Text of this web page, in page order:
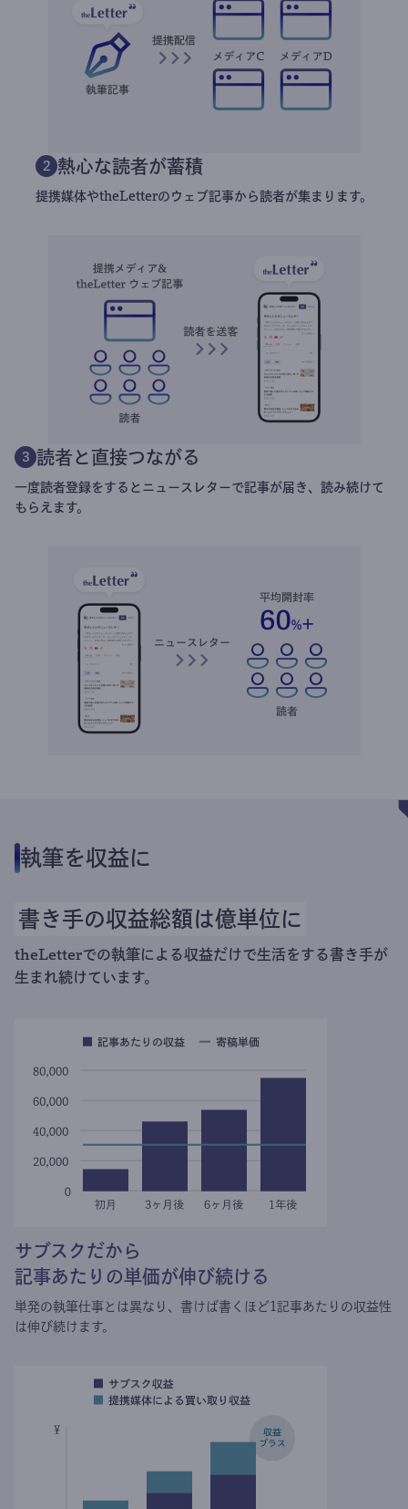
2 熱心な読者が蓄積
提携媒体やtheLetterのウェブ記事から読者が集まります。
3 読者と直接つながる
一度読者登録をするとニュースレターで記事が届き、読み続けて
もらえます。
執筆を収益に
書き手の収益総額は億単位に
theLetterでの執筆による収益だけで生活をする書き手が
生まれ続けています。
サブスクだから
記事あたりの単価が伸び続ける
単発の執筆仕事とは異なり、 書けば書くほど1記事あたりの収益性
は伸び続けます。